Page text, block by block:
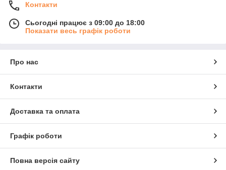
Контакти
Сьогодні працює з 09:00 до 18:00
Показати весь графік роботи
Про нас
Контакти
Доставка та оплата
Графік роботи
Повна версія сайту